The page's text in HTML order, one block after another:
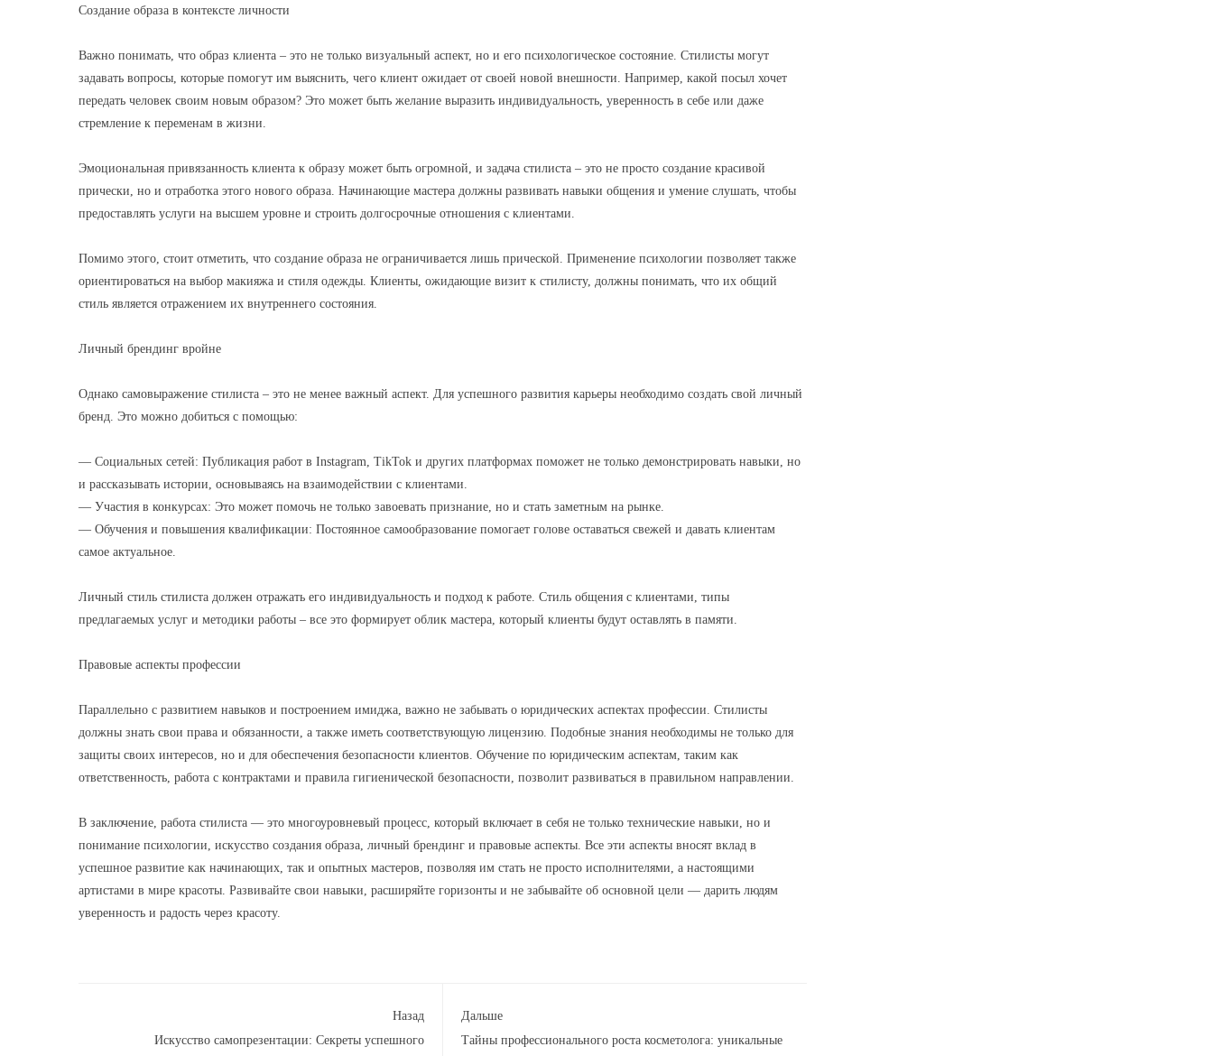
Создание образа в контексте личности
Важно понимать, что образ клиента – это не только визуальный аспект, но и его психологическое состояние. Стилисты могут
задавать вопросы, которые помогут им выяснить, чего клиент ожидает от своей новой внешности. Например, какой посыл хочет
передать человек своим новым образом? Это может быть желание выразить индивидуальность, уверенность в себе или даже
стремление к переменам в жизни.
Эмоциональная привязанность клиента к образу может быть огромной, и задача стилиста – это не просто создание красивой
прически, но и отработка этого нового образа. Начинающие мастера должны развивать навыки общения и умение слушать, чтобы
предоставлять услуги на высшем уровне и строить долгосрочные отношения с клиентами.
Помимо этого, стоит отметить, что создание образа не ограничивается лишь прической. Применение психологии позволяет также
ориентироваться на выбор макияжа и стиля одежды. Клиенты, ожидающие визит к стилисту, должны понимать, что их общий
стиль является отражением их внутреннего состояния.
Личный брендинг вройне
Однако самовыражение стилиста – это не менее важный аспект. Для успешного развития карьеры необходимо создать свой личный
бренд. Это можно добиться с помощью:
— Социальных сетей: Публикация работ в Instagram, TikTok и других платформах поможет не только демонстрировать навыки, но
и рассказывать истории, основываясь на взаимодействии с клиентами.
— Участия в конкурсах: Это может помочь не только завоевать признание, но и стать заметным на рынке.
— Обучения и повышения квалификации: Постоянное самообразование помогает голове оставаться свежей и давать клиентам
самое актуальное.
Личный стиль стилиста должен отражать его индивидуальность и подход к работе. Стиль общения с клиентами, типы
предлагаемых услуг и методики работы – все это формирует облик мастера, который клиенты будут оставлять в памяти.
Правовые аспекты профессии
Параллельно с развитием навыков и построением имиджа, важно не забывать о юридических аспектах профессии. Стилисты
должны знать свои права и обязанности, а также иметь соответствующую лицензию. Подобные знания необходимы не только для
защиты своих интересов, но и для обеспечения безопасности клиентов. Обучение по юридическим аспектам, таким как
ответственность, работа с контрактами и правила гигиенической безопасности, позволит развиваться в правильном направлении.
В заключение, работа стилиста — это многоуровневый процесс, который включает в себя не только технические навыки, но и
понимание психологии, искусство создания образа, личный брендинг и правовые аспекты. Все эти аспекты вносят вклад в
успешное развитие как начинающих, так и опытных мастеров, позволяя им стать не просто исполнителями, а настоящими
артистами в мире красоты. Развивайте свои навыки, расширяйте горизонты и не забывайте об основной цели — дарить людям
уверенность и радость через красоту.
Назад
Искусство самопрезентации: Секреты успешного
Дальше
Тайны профессионального роста косметолога: уникальные